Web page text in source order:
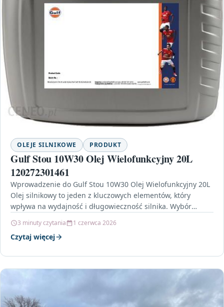
OLEJE SILNIKOWE PRODUKT
Gulf Stou 10W30 Olej Wielofunkcyjny 20L
120272301461
Wprowadzenie do Gulf Stou 10W30 Olej Wielofunkcyjny 20L
Olej silnikowy to jeden z kluczowych elementów, który
wpływa na wydajność i długowieczność silnika. Wybór
3 minuty czytania 1 czerwca 2026
Czytaj więcej